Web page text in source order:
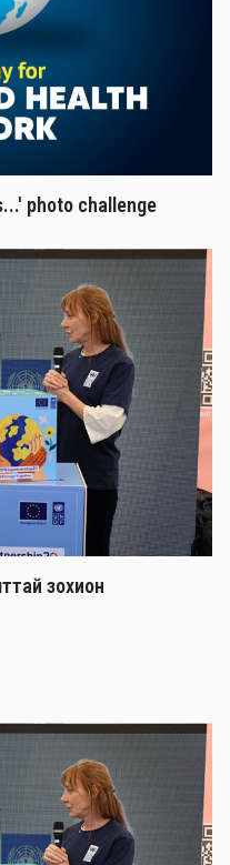
photo challenge
зохион